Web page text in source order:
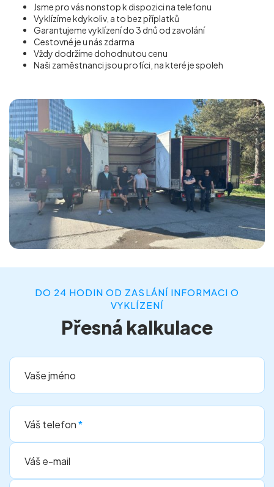
Jsme pro vás nonstop k dispozici na telefonu
Vyklízíme kdykoliv, a to bez příplatků
Garantujeme vyklízení do 3 dnů od zavolání
Cestovné je u nás zdarma
Vždy dodržíme dohodnutou cenu
Naši zaměstnanci jsou profíci, na které je spoleh
DO 24 HODIN OD ZASLÁNÍ INFORMACI O
VYKLÍZENÍ
Přesná kalkulace
Vaše jméno
Váš telefon*
Váš e-mail